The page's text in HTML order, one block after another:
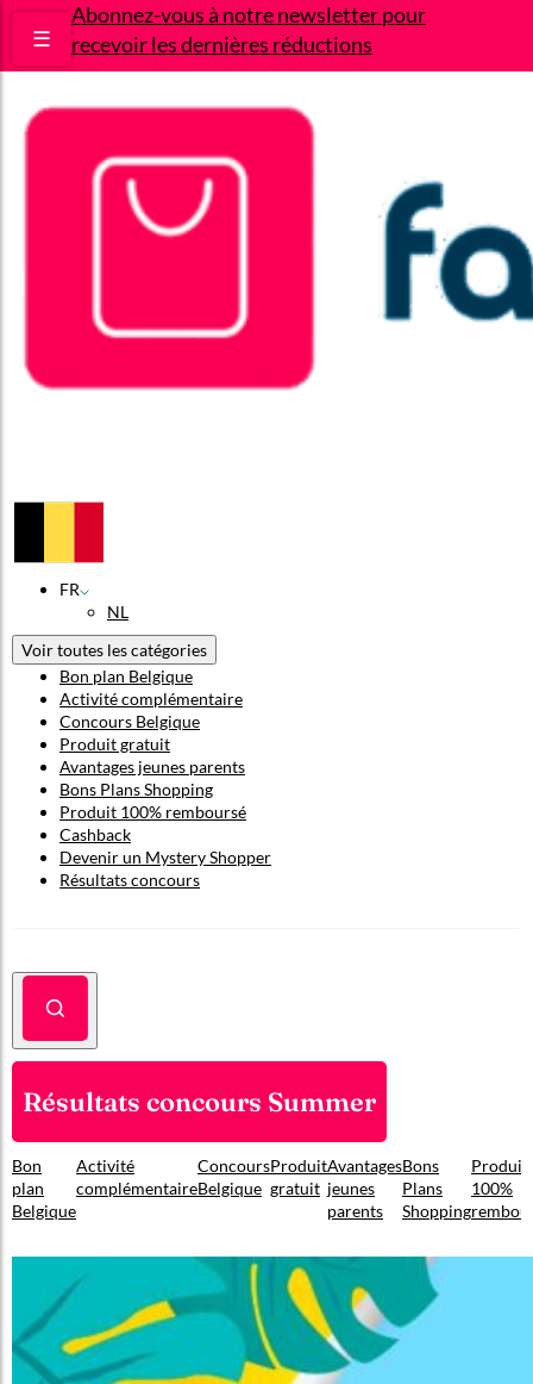
Abonnez-vous à notre newsletter pour
recevoir les dernières réductions
☰
FR
NL
Voir toutes les catégories
Bon plan Belgique
Activité complémentaire
Concours Belgique
Produit gratuit
Avantages jeunes parents
Bons Plans Shopping
Produit 100% remboursé
Cashback
Devenir un Mystery Shopper
Résultats concours
Résultats concours Summer
Bon
plan
Belgique
Activité
complémentaire
Concours
Belgique
Produit
gratuit
Avantages
jeunes
parents
Bons
Plans
Shopping
Produit
100%